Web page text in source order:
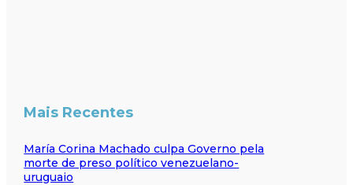
Mais Recentes
María Corina Machado culpa Governo pela
morte de preso político venezuelano-
uruguaio